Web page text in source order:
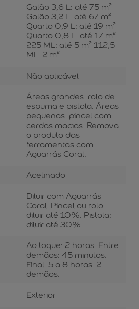
Galão 3,6 L: até 75 m²
Galão 3,2 L: até 67 m²
Quarto 0,9 L: até 19 m²
Quarto 0,8 L: até 17 m²
225 ML: até 5 m² 112,5
ML: 2 m²
Não aplicável
Áreas grandes: rolo de
espuma e pistola. Áreas
pequenas: pincel com
cerdas macias. Remova
o produto das
ferramentas com
Aguarrás Coral.
Acetinado
Diluir com Aguarrás
Coral. Pincel ou rolo:
diluir até 10%. Pistola:
diluir até 30%.
Ao toque: 2 horas. Entre
demãos: 45 minutos.
Final: 5 a 8 horas. 2
demãos.
Exterior